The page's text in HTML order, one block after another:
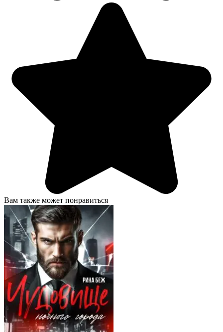
Вам также может понравиться